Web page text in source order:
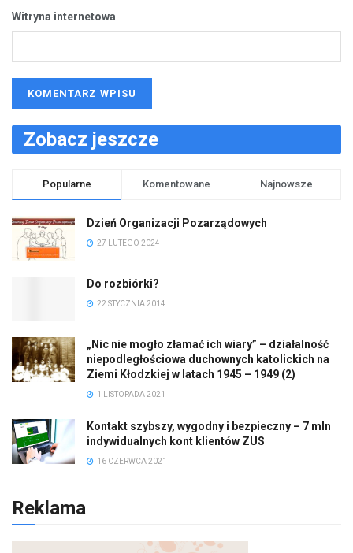
Witryna internetowa
Zobacz jeszcze
Popularne Komentowane Najnowsze
Dzień Organizacji Pozarządowych
27 LUTEGO 2024
Do rozbiórki?
22 STYCZNIA 2014
„Nic nie mogło złamać ich wiary” – działalność
niepodległościowa duchownych katolickich na
Ziemi Kłodzkiej w latach 1945 – 1949 (2)
1 LISTOPADA 2021
Kontakt szybszy, wygodny i bezpieczny – 7 mln
indywidualnych kont klientów ZUS
16 CZERWCA 2021
Reklama